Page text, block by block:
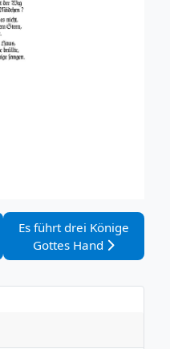
ummi übern Anger-
Nächster Beitrag: Es führt
Es führt drei Könige
Gottes Hand